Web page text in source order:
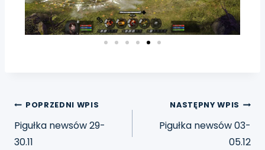
POPRZEDNI WPIS
Pigułka newsów 29-
30.11
NASTĘPNY WPIS
Pigułka newsów 03-
05.12